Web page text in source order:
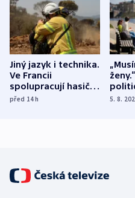
Jiný jazyk i technika.
Ve Francii
spolupracují hasiči z
různých zemí
před 14h 5. 8.